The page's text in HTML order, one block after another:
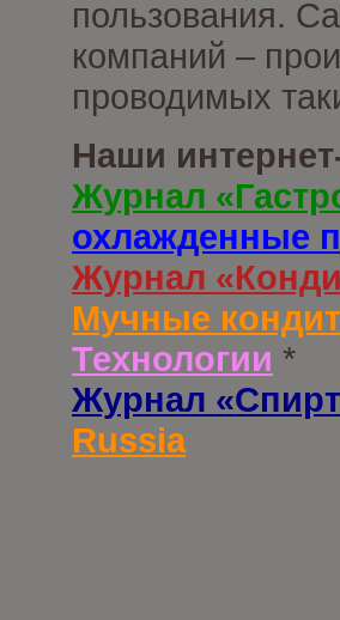
пользования.
компаний –
проводимых
Наши
Журнал
охлажденные
Журнал
Мучные
Технологии *
Журнал
Russia